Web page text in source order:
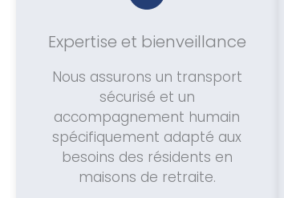
Expertise et bienveillance
Nous assurons un transport
sécurisé et un
accompagnement humain
spécifiquement adapté aux
besoins des résidents en
maisons de retraite.